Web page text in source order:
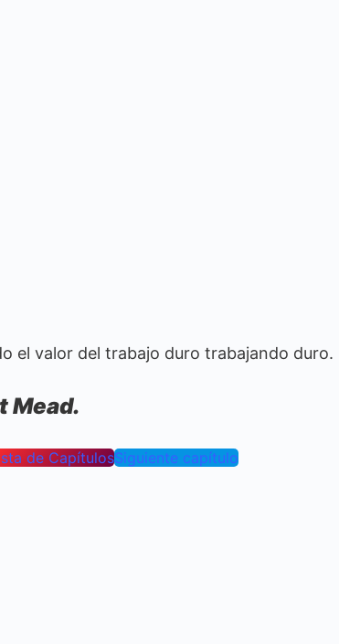
el valor del trabajo duro trabajando duro.
Mead.
de CapítulosSiguiente capítulo